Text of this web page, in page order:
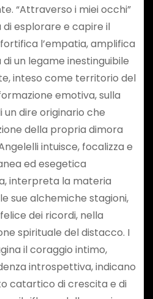
“Attraverso i miei occhi”
esplorare e capire il
l’empatia, amplifica
di un legame inestinguibile
inteso come territorio del
emotiva, sulla
dire originario che
della propria dimora
intuisce, focalizza e
ed esegetica
interpreta la materia
sue alchemiche stagioni,
dei ricordi, nella
spirituale del distacco. I
il coraggio intimo,
introspettiva, indicano
catartico di crescita e di